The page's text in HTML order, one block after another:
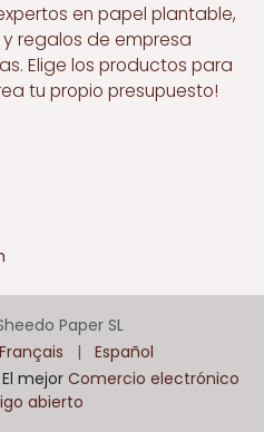
en papel plantable,
regalos de empresa
Elige los productos para
tu propio presupuesto!
Paper SL
Français |
Español
mejorComercio electrónico
abierto